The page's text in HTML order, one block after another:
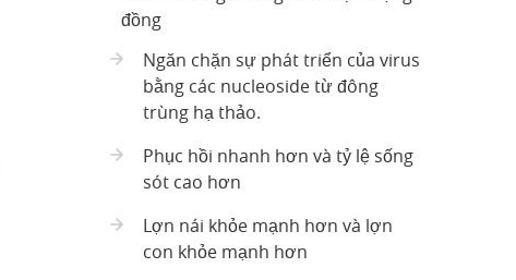
đồng
Ngăn chặn sự phát triển của virus
bằng các nucleoside từ đông
trùng hạ thảo.
Phục hồi nhanh hơn và tỷ lệ sống
sót cao hơn
Lợn nái khỏe mạnh hơn và lợn
con khỏe mạnh hơn